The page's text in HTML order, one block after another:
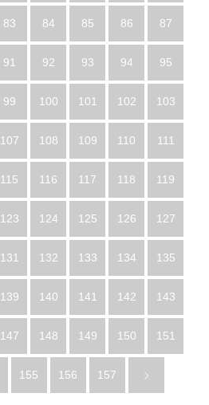
83 84 85 86 87
91 92 93 94 95
99 100 101 102 103
107 108 109 110 111
115 116 117 118 119
123 124 125 126 127
131 132 133 134 135
139 140 141 142 143
147 148 149 150 151
155 156 157